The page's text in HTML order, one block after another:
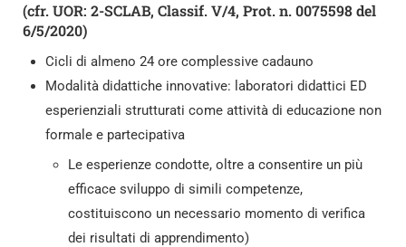
(cfr. UOR: 2-SCLAB, Classif. V/4, Prot. n. 0075598 del
6/5/2020)
Cicli di almeno 24 ore complessive cadauno
Modalità didattiche innovative: laboratori didattici ED
esperienziali strutturati come attività di educazione non
formale e partecipativa
Le esperienze condotte, oltre a consentire un più
efficace sviluppo di simili competenze,
costituiscono un necessario momento di verifica
dei risultati di apprendimento)